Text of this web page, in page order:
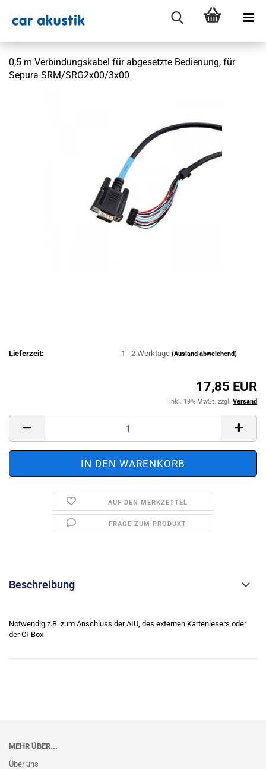
0,5 m Verbindungskabel für abgesetzte Bedienung, für
Sepura SRM/SRG2x00/3x00
Lieferzeit: 1 - 2 Werktage(Ausland abweichend)
17,85 EUR
inkl. 19% MwSt. zzgl. Versand
AUF DEN MERKZETTEL
FRAGE ZUM PRODUKT
Beschreibung
Notwendig z.B. zum Anschluss der AIU, des externen Kartenlesers oder
der CI-Box
MEHR ÜBER...
Über uns